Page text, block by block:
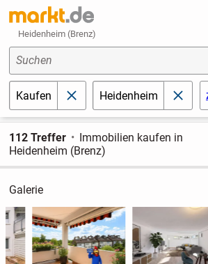
Heidenheim (Brenz)
Suchen
Kaufen schließenHeidenheim
112 Treffer
Immobilien kaufen in
Heidenheim (Brenz)
Galerie